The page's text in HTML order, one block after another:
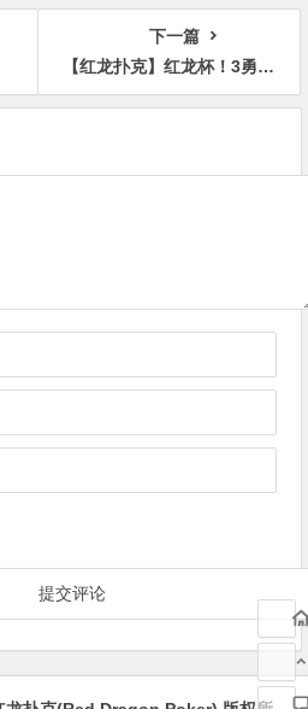
下一篇
【红龙扑克】红龙杯！3勇士力斩6000人，直达红龙之巅！探秘DD-POKER独家复活彩蛋！